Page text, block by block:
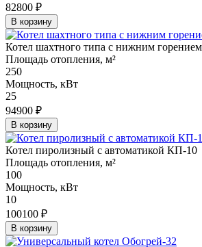
82800 ₽
В корзину
Котел шахтного типа с нижним
Площадь отопления, м²
250
Мощность, кВт
25
94900 ₽
В корзину
Котел пиролизный с автоматикой КП-10
Площадь отопления, м²
100
Мощность, кВт
10
100100 ₽
В корзину